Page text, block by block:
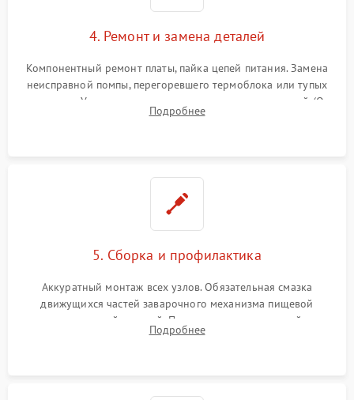
4. Ремонт и замена деталей
Компонентный ремонт платы, пайка цепей питания. Замена
неисправной помпы, перегоревшего термоблока или тупых
жерновов. Установка новых силиконовых уплотнителей (O-
ring) и тефлоновых трубок для надежного устранения
Подробнее
5. Сборка и профилактика
Аккуратный монтаж всех узлов. Обязательная смазка
движущихся частей заварочного механизма пищевой
силиконовой смазкой. Проведение программной
декальцинации и очистки системы от кофейных масел.
Подробнее